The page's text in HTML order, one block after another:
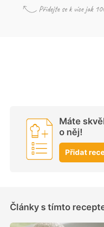
Máte
o něj!
Přidat
Články s tímto